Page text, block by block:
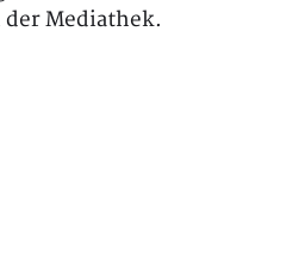
Mediathek.